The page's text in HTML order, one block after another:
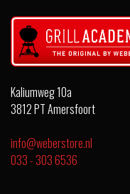
Kaliumweg 10a
3812 PT Amersfoort
info@weberstore.nl
033 - 303 6536